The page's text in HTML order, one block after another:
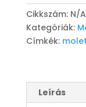
Piros
mennyiség
Cikkszám: N/A
Kategóriák:
Címkék:
Leírás